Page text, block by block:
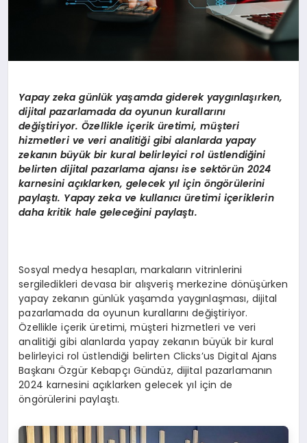
Yapay zeka günlük yaşamda giderek yaygınlaşırken,
dijital pazarlamada da oyunun kurallarını
değiştiriyor. Özellikle içeriküretimi, müşteri
hizmetleri ve veri analitiği gibi alanlarda yapay
zekanın büyük bir kural belirleyici rol üstlendiğini
belirten dijital pazarlama ajansı ise sektörün 2024
karnesini açıklarken, gelecek yıl için öngörülerini
paylaştı. Yapay zeka ve kullanıcı üretimi içeriklerin
daha kritik hale geleceğini paylaştı.
Sosyal medya hesapları, markaların vitrinlerini
sergiledikleri devasa bir alışveriş merkezine dönüşürken
yapay zekanın günlük yaşamda yaygınlaşması, dijital
pazarlamada da oyunun kurallarını değiştiriyor.
Özellikle içerik üretimi, müşteri hizmetleri ve veri
analitiği gibi alanlarda yapay zekanın büyük bir kural
belirleyici rol üstlendiği belirten Clicks’us Digital Ajans
Başkanı Özgür Kebapçı Gündüz, dijital pazarlamanın
2024 karnesini açıklarken gelecek yıl için de
öngörülerini paylaştı.